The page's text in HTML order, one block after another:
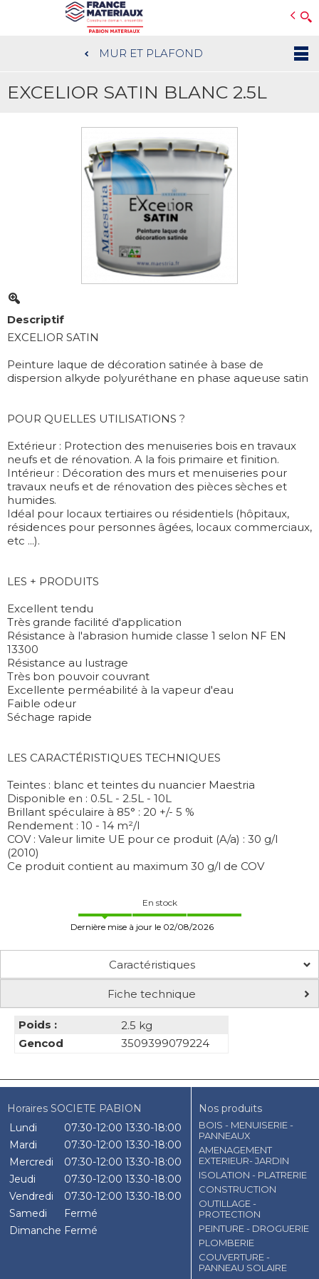
au
contenu
MUR ET PLAFOND
EXCELIOR SATIN BLANC 2.5L
Descriptif
EXCELIOR SATIN
Peinture laque de décoration satinée à base de
dispersion alkyde polyuréthane en phase aqueuse satin
POUR QUELLES UTILISATIONS ?
Extérieur : Protection des menuiseries bois en travaux
neufs et de rénovation. A la fois primaire et finition.
Intérieur : Décoration des murs et menuiseries pour
travaux neufs et de rénovation des pièces sèches et
humides.
Idéal pour locaux tertiaires ou résidentiels (hôpitaux,
résidences pour personnes âgées, locaux commerciaux,
etc ...).
LES + PRODUITS
Excellent tendu
Très grande facilité d'application
Résistance à l'abrasion humide classe 1 selon NF EN
13300
Résistance au lustrage
Très bon pouvoir couvrant
Excellente perméabilité à la vapeur d'eau
Faible odeur
Séchage rapide
LES CARACTÉRISTIQUES TECHNIQUES
Teintes : blanc et teintes du nuancier Maestria
Disponible en : 0.5L - 2.5L - 10L
Brillant spéculaire à 85° : 20 +/- 5 %
Rendement : 10 - 14 m²/l
COV : Valeur limite UE pour ce produit (A/a) : 30 g/l
(2010)
Ce produit contient au maximum 30 g/l de COV
En stock
Dernière mise à jour le 02/08/2026
Caractéristiques
Fiche technique
Poids :
2.5 kg
Gencod
3509399079224
Horaires SOCIETE PABION
Lundi
07:30-12:00 13:30-18:00
Mardi
07:30-12:00 13:30-18:00
Mercredi
07:30-12:00 13:30-18:00
Jeudi
07:30-12:00 13:30-18:00
Vendredi
07:30-12:00 13:30-18:00
Samedi
Fermé
Dimanche Fermé
Nos produits
BOIS - MENUISERIE -
PANNEAUX
AMENAGEMENT
EXTERIEUR- JARDIN
ISOLATION - PLATRERIE
CONSTRUCTION
OUTILLAGE -
PROTECTION
PEINTURE - DROGUERIE
PLOMBERIE
COUVERTURE -
PANNEAU SOLAIRE